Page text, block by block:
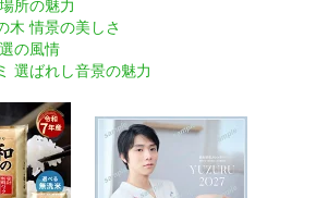
所の魅力
木 情景の美しさ
の風情
選ばれし音景の魅力